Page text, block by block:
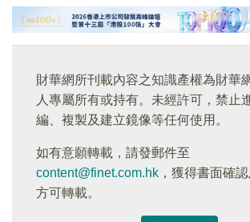
財華網所刊載內容之知識產權為財華
人專屬所有或持有。未經許可，禁止
編、複製及建立鏡像等任何使用。
如有意願轉載，請發郵件至
content@finet.com.hk ，獲得書面確
方可轉載。